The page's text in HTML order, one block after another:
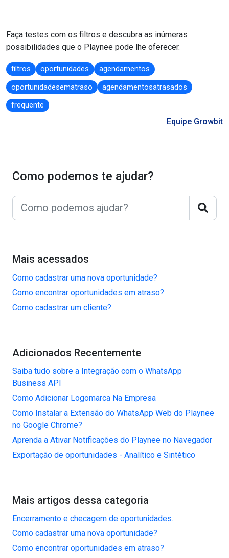
Faça testes com os filtros e descubra as inúmeras
possibilidades que o Playnee pode lhe oferecer.
filtros oportunidades
agendamentos
oportunidadesematraso
agendamentosatrasados
frequente
Equipe Growbit
Como podemos te ajudar?
Mais acessados
Como cadastrar uma nova oportunidade?
Como encontrar oportunidades em atraso?
Como cadastrar um cliente?
Adicionados Recentemente
Saiba tudo sobre a Integração com o WhatsApp
Business API
Como Adicionar Logomarca Na Empresa
Como Instalar a Extensão do WhatsApp Web do Playnee
no Google Chrome?
Aprenda a Ativar Notificações do Playnee no Navegador
Exportação de oportunidades - Analítico e Sintético
Mais artigos dessa categoria
Encerramento e checagem de oportunidades.
Como cadastrar uma nova oportunidade?
Como encontrar oportunidades em atraso?